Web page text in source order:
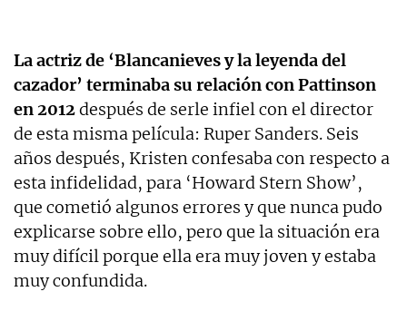
La actriz de ‘Blancanieves y la leyenda del
cazador’ terminaba su relación con Pattinson
en 2012después de serle infiel con el director
de esta misma película: Ruper Sanders. Seis
años después, Kristen confesaba con respecto a
esta infidelidad, para ‘Howard Stern Show’,
que cometió algunos errores y que nunca pudo
explicarse sobre ello, pero que la situación era
muy difícil porque ella era muy joven y estaba
muy confundida.